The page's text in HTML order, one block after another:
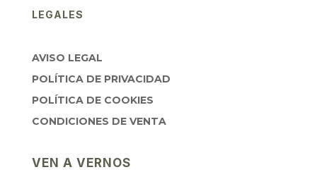
LEGALES
AVISO LEGAL
POLÍTICA DE PRIVACIDAD
POLÍTICA DE COOKIES
CONDICIONES DE VENTA
VEN A VERNOS